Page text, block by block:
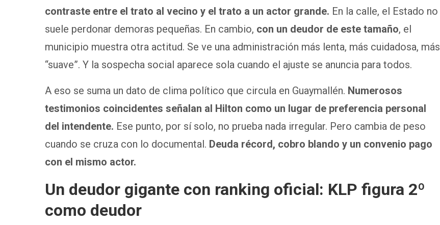
contraste entre el trato al vecino y el trato a un actor grande. En la calle, el Estado no
suele perdonar demoras pequeñas. En cambio, con un deudor de este tamaño, el
municipio muestra otra actitud. Se ve una administración más lenta, más cuidadosa, más
“suave”. Y la sospecha social aparece sola cuando el ajuste se anuncia para todos.
A eso se suma un dato de clima político que circula en Guaymallén. Numerosos
testimonios coincidentes señalan al Hilton como un lugar de preferencia personal
del intendente. Ese punto, por sí solo, no prueba nada irregular. Pero cambia de peso
cuando se cruza con lo documental. Deuda récord, cobro blando y un convenio pago
con el mismo actor.
Un deudor gigante con ranking oficial: KLP figura 2º
como deudor